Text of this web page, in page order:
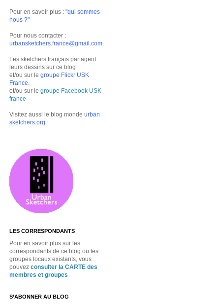
Pour en savoir plus : "qui sommes-
nous ?"
Pour nous contacter :
urbansketchers.france@gmail.com
Les sketchers français partagent
leurs dessins sur ce blog
et/ou sur le groupe Flickr USK
France
et/ou sur le groupe Facebook USK
france
Visitez aussi le blog monde urban
sketchers.org
LES CORRESPONDANTS
Pour en savoir plus sur les
correspondants de ce blog ou les
groupes locaux existants, vous
pouvez consulter la CARTE des
membres et groupes
S’ABONNER AU BLOG